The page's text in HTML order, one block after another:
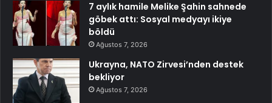
7 aylık hamile Melike Şahin sahnede
göbek attı: Sosyal medyayı ikiye
böldü
Ağustos 7, 2026
Ukrayna, NATO Zirvesi’nden destek
bekliyor
Ağustos 7, 2026